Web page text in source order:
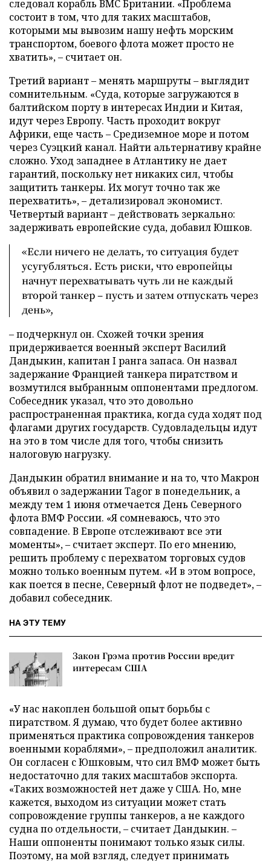
следовал корабль ВМС Британии. «Проблема
состоит в том, что для таких масштабов,
которыми мы вывозим нашу нефть морским
транспортом, боевого флота может просто не
хватить», – считает он.
Третий вариант – менять маршруты – выглядит
сомнительным. «Суда, которые загружаются в
балтийском порту в интересах Индии и Китая,
идут через Европу. Часть проходит вокруг
Африки, еще часть – Средиземное море и потом
через Суэцкий канал. Найти альтернативу крайне
сложно. Уход западнее в Атлантику не дает
гарантий, поскольку нет никаких сил, чтобы
защитить танкеры. Их могут точно так же
перехватить», – детализировал экономист.
Четвертый вариант – действовать зеркально:
задерживать европейские суда, добавил Юшков.
«Если ничего не делать, то ситуация будет
усугубляться. Есть риски, что европейцы
начнут перехватывать чуть ли не каждый
второй танкер – пусть и затем отпускать через
день»,
– подчеркнул он. Схожей точки зрения
придерживается военный эксперт Василий
Дандыкин, капитан I ранга запаса. Он назвал
задержание Францией танкера пиратством и
возмутился выбранным оппонентами предлогом.
Собеседник указал, что это довольно
распространенная практика, когда суда ходят под
флагами других государств. Судовладельцы идут
на это в том числе для того, чтобы снизить
налоговую нагрузку.
Дандыкин обратил внимание и на то, что Макрон
объявил о задержании Tagor в понедельник, а
между тем 1 июня отмечается День Северного
флота ВМФ России. «Я сомневаюсь, что это
совпадение. В Европе отслеживают все эти
моменты», – считает эксперт. По его мнению,
решить проблему с перехватом торговых судов
можно только военным путем. «И в этом вопросе,
как поется в песне, Северный флот не подведет», –
добавил собеседник.
НА ЭТУ ТЕМУ
Закон Грэма против России вредит
интересам США
«У нас накоплен большой опыт борьбы с
пиратством. Я думаю, что будет более активно
применяться практика сопровождения танкеров
военными кораблями», – предположил аналитик.
Он согласен с Юшковым, что сил ВМФ может быть
недостаточно для таких масштабов экспорта.
«Таких возможностей нет даже у США. Но, мне
кажется, выходом из ситуации может стать
сопровождение группы танкеров, а не каждого
судна по отдельности, – считает Дандыкин. –
Наши оппоненты понимают только язык силы.
Поэтому, на мой взгляд, следует принимать